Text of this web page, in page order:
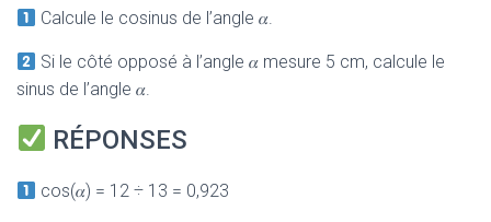
Calcule le cosinus de l’angle 𝛼.
Si le côté opposé à l’angle 𝛼 mesure 5 cm, calcule le
sinus de l’angle 𝛼.
RÉPONSES
cos(𝛼) = 12 ÷ 13 = 0,923